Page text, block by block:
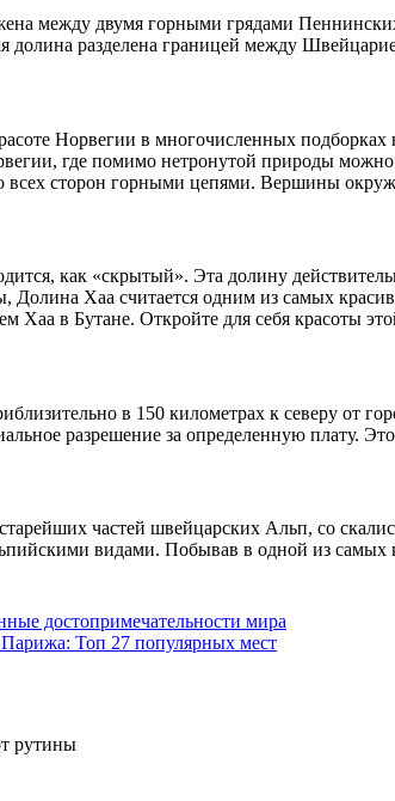
между двумя горными грядами
долина разделена границей между
Норвегии в многочисленных подборках
где помимо нетронутой природы
всех сторон горными цепями. Вершины
как «скрытый». Эта долину
Долина Хаа считается одним из самых
Хаа в Бутане. Откройте для себя красоты
в 150 километрах к северу от
разрешение за определенную плату.
частей швейцарских Альп, со
видами. Побывав в одной из самых
достопримечательности мира
Топ 27 популярных мест